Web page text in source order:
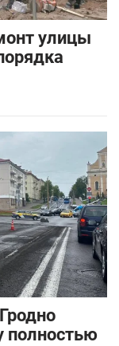
улицы
полностью